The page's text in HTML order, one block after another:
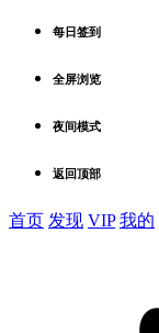
每日签到
全屏浏览
夜间模式
返回顶部
首页 发现 VIP 我的